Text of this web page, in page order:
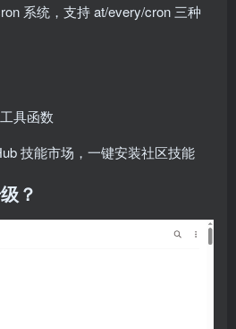
系统，支持 at/every/cron 三种
具函数
技能市场，一键安装社区技能
？